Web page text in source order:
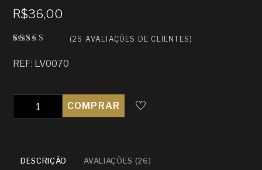
R$36,00
ado
como
do em
avalia
(26 AVALIAÇÕES DE CLIENTES)
REF: LV0070
Quantidade COMPRAR
DESCRIÇÃO AVALIAÇÕES (26)